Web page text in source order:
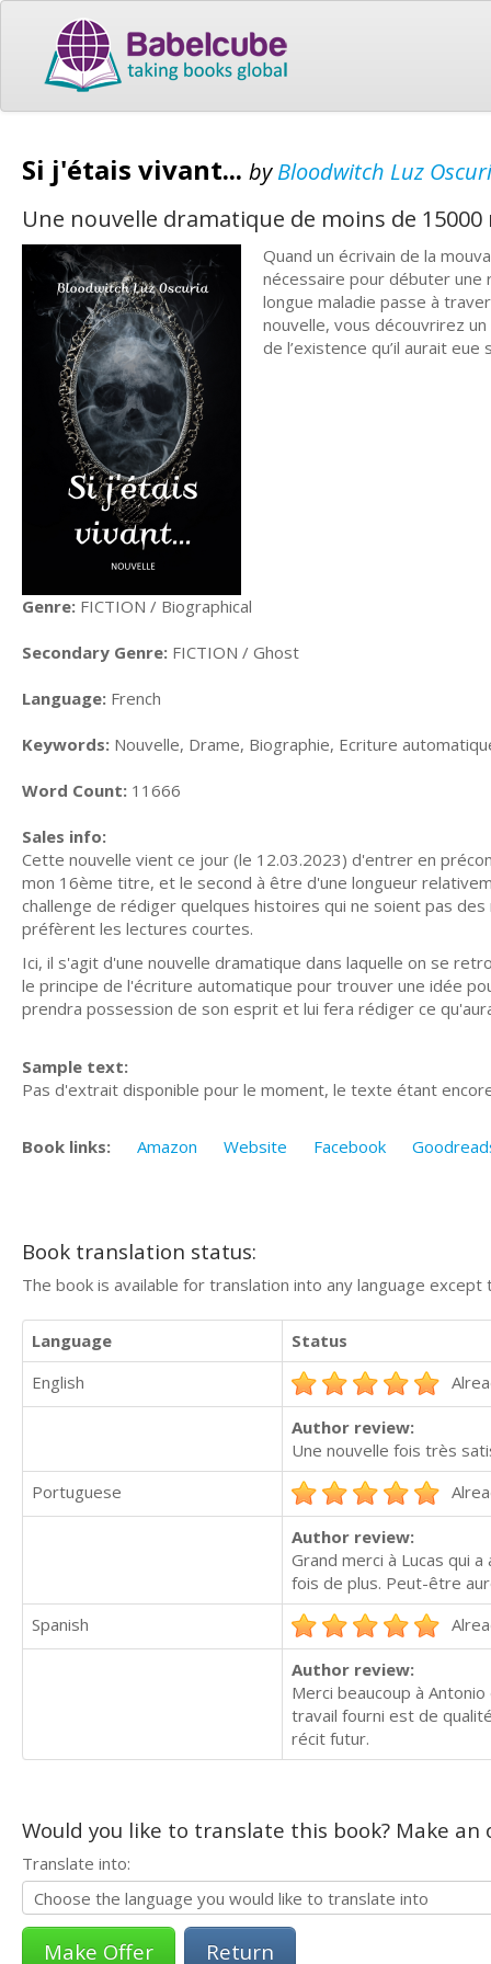
Si j'étais vivant... byBloodwitch Luz
Une nouvelle dramatique de moins de
Quand un écrivain de la
nécessaire pour débuter une
longue maladie passe à
nouvelle, vous découvrirez
de l’existence qu’il aurait
Genre: FICTION / Biographical
Secondary Genre: FICTION / Ghost
Language: French
Keywords: Nouvelle, Drame, Biographie, Ecriture
Word Count: 11666
Sales info:
Cette nouvelle vient ce jour (le 12.03.2023) d'entrer en
mon 16ème titre, et le second à être d'une longueur
challenge de rédiger quelques histoires qui ne soient pas
préfèrent les lectures courtes.
Ici, il s'agit d'une nouvelle dramatique dans laquelle on se
le principe de l'écriture automatique pour trouver une idée
prendra possession de son esprit et lui fera rédiger ce
Sample text:
Pas d'extrait disponible pour le moment, le texte étant
Book links: Amazon Website Facebook
Book translation status:
The book is available for translation into any language
Language
Status
English
Author review:
Une nouvelle fois très
Portuguese
Author review:
Grand merci à Lucas qui
fois de plus. Peut-être
Spanish
Author review:
Merci beaucoup à
travail fourni est de
récit futur.
Would you like to translate this book? Make
Translate into:
Return